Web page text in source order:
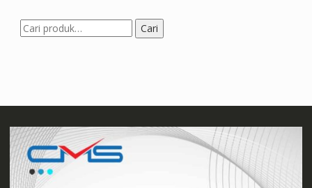
Pencarian
untuk:
Cari